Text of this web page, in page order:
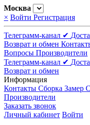
Москва
× Войти Регистрация
Телеграмм-канал ✔
Возврат и обмен
Вопросы Производители
Телеграмм-канал ✔
Возврат и обмен
Информация
Контакты Сборка Замер
Производители
Заказать звонок
Личный кабинет Войти